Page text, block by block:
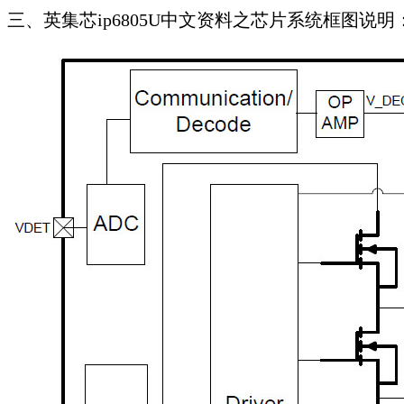
三、英集芯ip6805U中文资料之芯片系统框图说明